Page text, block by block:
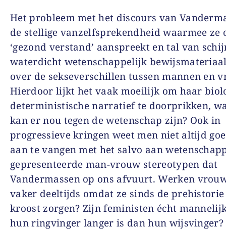
Het probleem met het discours van
de stellige vanzelfsprekendheid waarmee ze
‘gezond verstand’ aanspreekt en tal van
waterdicht wetenschappelijk
over de sekseverschillen tussen mannen en
Hierdoor lijkt het vaak moeilijk om haar
deterministische narratief te doorprikken,
kan er nou tegen de wetenschap zijn? Ook in
progressieve kringen weet men niet altijd
aan te vangen met het salvo aan
gepresenteerde man-vrouw stereotypen dat
Vandermassen op ons afvuurt. Werken
vaker deeltijds omdat ze sinds de
kroost zorgen? Zijn feministen écht
hun ringvinger langer is dan hun